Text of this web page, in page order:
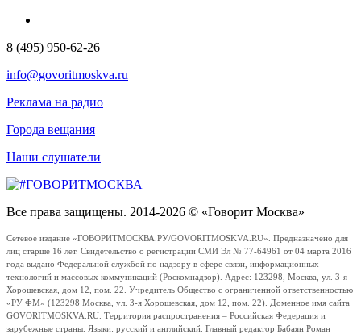
8 (495) 950-62-26
info@govoritmoskva.ru
Реклама на радио
Города вещания
Наши слушатели
Все права защищены. 2014-2026 © «Говорит Москва»
Сетевое издание «ГОВОРИТМОСКВА.РУ/GOVORITMOSKVA.RU». Предназначено для
лиц старше 16 лет. Свидетельство о регистрации СМИ Эл № 77-64961 от 04 марта 2016
года выдано Федеральной службой по надзору в сфере связи, информационных
технологий и массовых коммуникаций (Роскомнадзор). Адрес: 123298, Москва, ул. 3-я
Хорошевская, дом 12, пом. 22. Учредитель Общество с ограниченной ответственностью
«РУ ФМ» (123298 Москва, ул. 3-я Хорошевская, дом 12, пом. 22). Доменное имя сайта
GOVORITMOSKVA.RU. Территория распространения – Российская Федерация и
зарубежные страны. Языки: русский и английский. Главный редактор Бабаян Роман